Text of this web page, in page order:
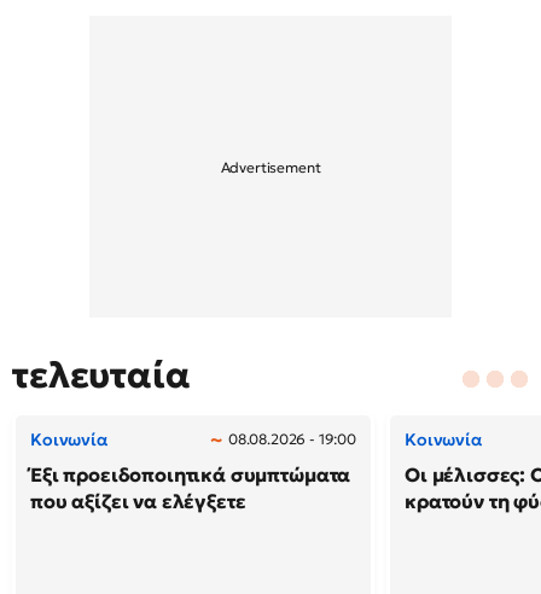
τελευταία
Κοινωνία 08.08.2026 - 19:00
Έξι προειδοποιητικά συμπτώματα
που αξίζει να ελέγξετε
Κοινωνία
Οι μέλισσες:
κρατούν τη